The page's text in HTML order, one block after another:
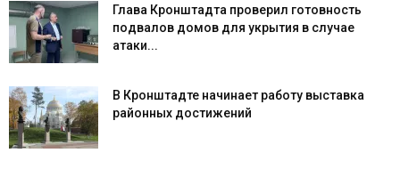
Глава Кронштадта проверил готовность
подвалов домов для укрытия в случае
атаки...
В Кронштадте начинает работу выставка
районных достижений